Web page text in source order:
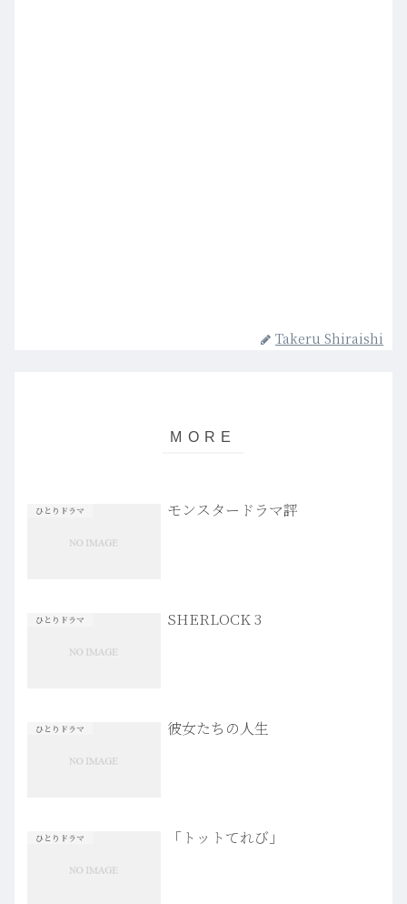
Takeru Shiraishi
ひとりドラマ モンスタードラマ評
ひとりドラマ SHERLOCK 3
ひとりドラマ 彼女たちの人生
ひとりドラマ 「トットてれび」